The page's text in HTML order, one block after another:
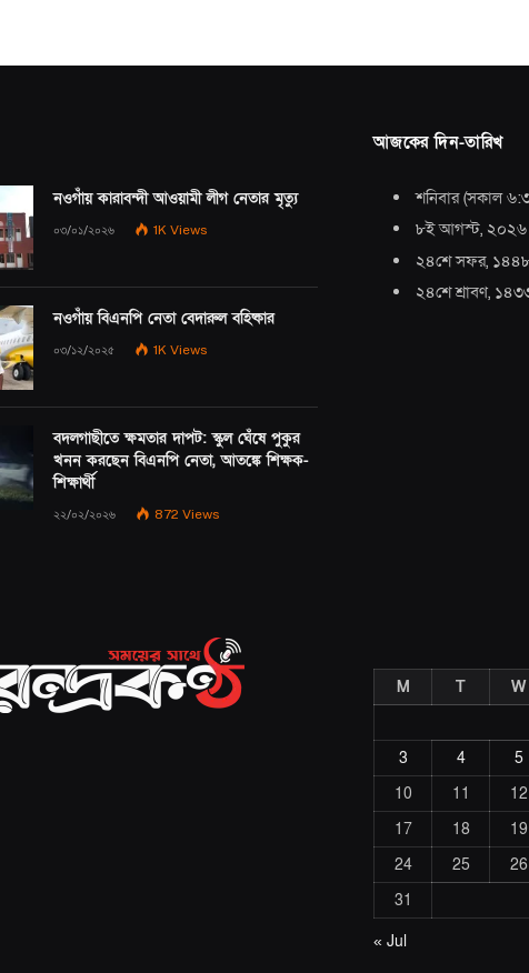
নওগাঁয় কারাবন্দী আওয়ামী লীগ নেতার মৃত্যু
০৩/০১/২০২৬ 1K Views
নওগাঁয় বিএনপি নেতা বেদারুল বহিষ্কার
০৩/১২/২০২৫ 1K Views
বদলগাছীতে ক্ষমতার দাপট: স্কুল ঘেঁষে পুকুর
খনন করছেন বিএনপি নেতা, আতঙ্কে শিক্ষক-
শিক্ষার্থী
২২/০২/২০২৬ 872 Views
আজকের দিন-তারিখ
শনিবার(সকাল
৮ই আগস্ট, ২০২৬
২৪শে সফর, ১৪৪৮
২৪শে শ্রাবণ, ১৪৩৩
M
T W
3
4 5
10
11 12
17
18 19
24
25 26
31
« Jul